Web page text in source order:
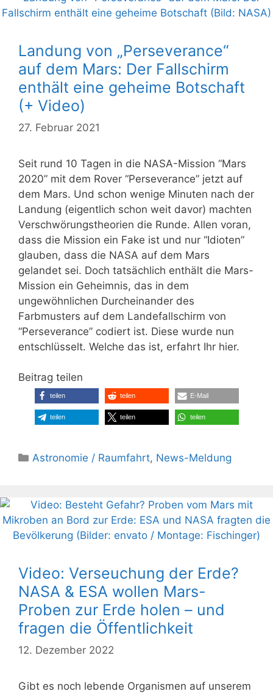
Landung von „Perseverance“
auf dem Mars: Der Fallschirm
enthält eine geheime Botschaft
(+ Video)
27. Februar 2021
Seit rund 10 Tagen in die NASA-Mission “Mars
2020” mit dem Rover “Perseverance” jetzt auf
dem Mars. Und schon wenige Minuten nach der
Landung (eigentlich schon weit davor) machten
Verschwörungstheorien die Runde. Allen voran,
dass die Mission ein Fake ist und nur “Idioten”
glauben, dass die NASA auf dem Mars
gelandet sei. Doch tatsächlich enthält die Mars-
Mission ein Geheimnis, das in dem
ungewöhnlichen Durcheinander des
Farbmusters auf dem Landefallschirm von
“Perseverance” codiert ist. Diese wurde nun
entschlüsselt. Welche das ist, erfahrt Ihr hier.
Beitrag teilen
teilen teilen E-Mail
teilen teilen teilen
Kategorien
Astronomie / Raumfahrt, News-Meldung
Video: Verseuchung der Erde?
NASA & ESA wollen Mars-
Proben zur Erde holen – und
fragen die Öffentlichkeit
12. Dezember 2022
Gibt es noch lebende Organismen auf unserem